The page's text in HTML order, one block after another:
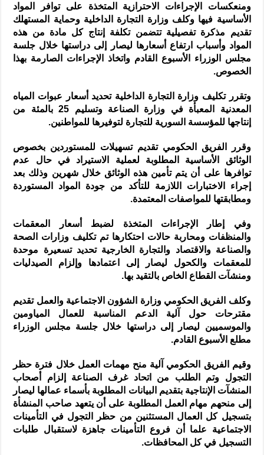
ومنعكسات الإجراءات الاحترازية المتخذة على توافر المواد
الأساسية فيها وكلف وزارة التجارة الداخلية وحماية المستهلك
تقديم مذكرة تفصيلية تتضمن تكلفة إنتاج كل مادة من هذه
المواد وأسباب ارتفاع أسعارها ليصار إلى دراستها خلال جلسة
مجلس الوزراء الأسبوع القادم واتخاذ الإجراءات الصارمة بهذا
الخصوص.
وتقرر تكليف وزارة التجارة الداخلية تحديد أسعار عبوات المياه
المعدنية المعبأة في وزارة الصناعة وتسليم 25 بالمئة من
إنتاجها للمؤسسة السورية للتجارة لتوفيرها للمواطنين.
وقرر الفريق الحكومي تقديم تسهيلات للمستوردين بخصوص
الوثائق الأساسية المطلوبة لعملية الاستيراد في حال عدم
توافرها على أن يتم تأمين هذه الوثائق خلال شهرين وذلك بعد
إجراء الاختبارات اللازمة للتأكد من جودة المواد المستوردة
ومطابقتها للمواصفات المعتمدة.
وفي إطار الإجراءات المتخذة لضبط أسعار المعقمات
والمنظفات ومحاربة حالات احتكارها تم تكليف وزارات الصحة
والصناعة والاقتصاد والتجارة الخارجية تحديد تسعيرة موحدة
للمعقمات والكحول ليصار إلى اعتمادها وإلزام الصيدليات
ومنشآت القطاع الخاص بالتقيد بها.
وكلف الفريق الحكومي وزارة الشؤون الاجتماعية والعمل تقديم
مقترحات حول آلية الدعم المناسبة للعمال المياومين
والموسميين ليصار إلى دراستها خلال جلسة مجلس الوزراء
مطلع الأسبوع القادم.
وقيم الفريق الحكومي آلية منح مهمات العمل خلال فترة حظر
التجول وتم الطلب من اتحاد غرف الصناعة إلزام أصحاب
المنشآت الإنتاجية بتقديم البيانات المطلوبة بأسماء عمالها ليصار
إلى منحهم مهام العمل المطلوبة على أن يتعهد صاحب المنشأة
بتسجيل كل العمال المستثنين من حظر التجول في التأمينات
الاجتماعية علما أن فروع التأمينات جاهزة لاستقبال طلبات
التسجيل في كل المحافظات.